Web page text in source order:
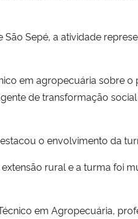
Sepé, a atividade
em agropecuária sobre o
de transformação
o envolvimento da
rural e a turma foi
em Agropecuária,